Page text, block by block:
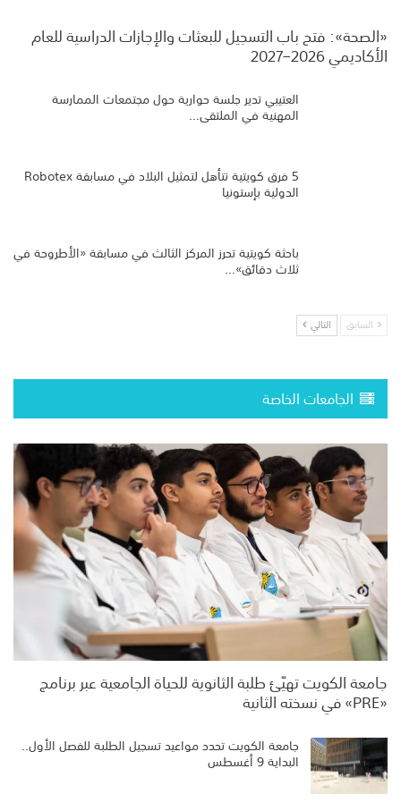
«الصحة»: فتح باب التسجيل للبعثات والإجازات الدراسية للعام
الأكاديمي 2026–2027
العتيبي تدير جلسة حوارية حول مجتمعات الممارسة
المهنية في الملتقى…
5 فرق كويتية تتأهل لتمثيل البلاد في مسابقة Robotex
الدولية بإستونيا
باحثة كويتية تحرز المركز الثالث في مسابقة «الأطروحة في
ثلاث دقائق»…
السابق التالي
الجامعات الخاصة
جامعة الكويت تهيّئ طلبة الثانوية للحياة الجامعية عبر برنامج
«PRE» في نسخته الثانية
جامعة الكويت تحدد مواعيد تسجيل الطلبة للفصل الأول..
البداية 9 أغسطس